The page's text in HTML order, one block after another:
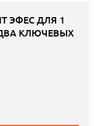
ЭФЕС ДЛЯ 1
КЛЮЧЕВЫХ